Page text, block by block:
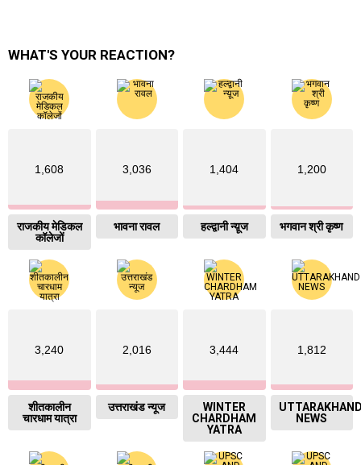
WHAT'S YOUR REACTION?
1,608
राजकीय मेडिकल
कॉलेजों
3,036
भावना रावल
1,404
हल्द्वानी न्य़ूज
1,200
भगवान श्री कृष्ण
3,240
शीतकालीन
चारधाम यात्रा
2,016
उत्तराखंड न्यूज
3,444
WINTER
CHARDHAM
YATRA
1,812
NEWS